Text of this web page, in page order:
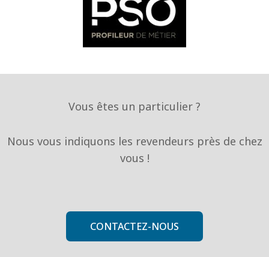
Vous êtes un particulier ?
Nous vous indiquons les revendeurs près de chez
vous !
CONTACTEZ-NOUS